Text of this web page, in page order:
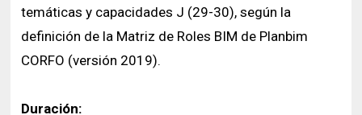
temáticas y capacidades J (29-30), según la
definición de la Matriz de Roles BIM de Planbim
CORFO (versión 2019).
Duración: